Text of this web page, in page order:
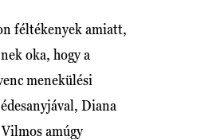
féltékenyek amiatt,
oka, hogy a
menekülési
Diana
amúgy